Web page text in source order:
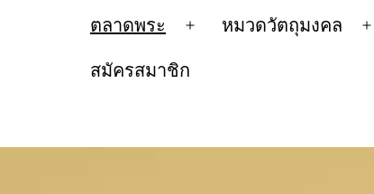
ตลาด
พระ
ตลาดพระ
Open
menu
หมวดวัตถุมงคล
สมัครสมาชิก